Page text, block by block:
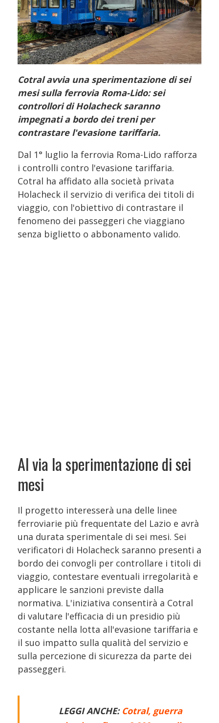
Cotral avvia una sperimentazione di sei
mesi sulla ferrovia Roma-Lido: sei
controllori di Holacheck saranno
impegnati a bordo dei treni per
contrastare l'evasione tariffaria.
Dal 1° luglio la ferrovia Roma-Lido rafforza
i controlli contro l'evasione tariffaria.
Cotral ha affidato alla società privata
Holacheck il servizio di verifica dei titoli di
viaggio, con l'obiettivo di contrastare il
fenomeno dei passeggeri che viaggiano
senza biglietto o abbonamento valido.
Al via la sperimentazione di sei
mesi
Il progetto interesserà una delle linee
ferroviarie più frequentate del Lazio e avrà
una durata sperimentale di sei mesi. Sei
verificatori di Holacheck saranno presenti a
bordo dei convogli per controllare i titoli di
viaggio, contestare eventuali irregolarità e
applicare le sanzioni previste dalla
normativa. L'iniziativa consentirà a Cotral
di valutare l'efficacia di un presidio più
costante nella lotta all'evasione tariffaria e
il suo impatto sulla qualità del servizio e
sulla percezione di sicurezza da parte dei
passeggeri.
LEGGI ANCHE: Cotral, guerra